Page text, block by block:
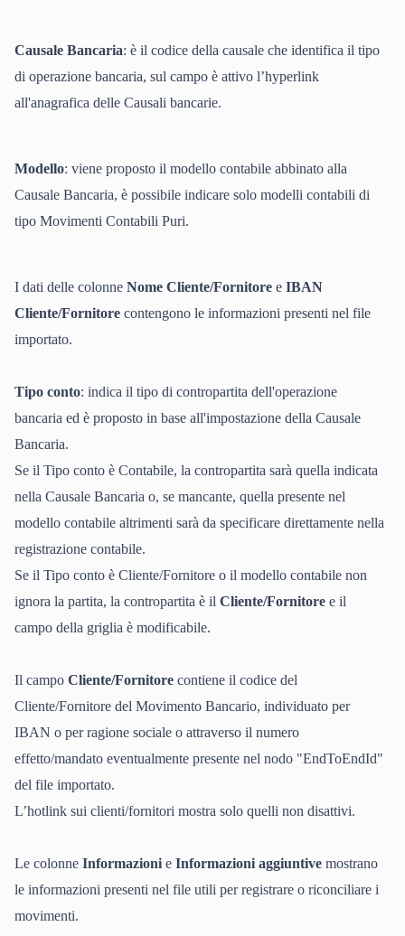
Causale Bancaria: è il codice della causale che identifica il tipo
di operazione bancaria, sul campo è attivo l’hyperlink
all'anagrafica delle Causali bancarie.
Modello: viene proposto il modello contabile abbinato alla
Causale Bancaria, è possibile indicare solo modelli contabili di
tipo Movimenti Contabili Puri.
I dati delle colonne Nome Cliente/Fornitore e IBAN
Cliente/Fornitore contengono le informazioni presenti nel file
importato.
Tipo conto: indica il tipo di contropartita dell'operazione
bancaria ed è proposto in base all'impostazione della Causale
Bancaria.
Se il Tipo conto è Contabile, la contropartita sarà quella indicata
nella Causale Bancaria o, se mancante, quella presente nel
modello contabile altrimenti sarà da specificare direttamente nella
registrazione contabile.
Se il Tipo conto è Cliente/Fornitore o il modello contabile non
ignora la partita, la contropartita è il Cliente/Fornitore e il
campo della griglia è modificabile.
Il campo Cliente/Fornitore contiene il codice del
Cliente/Fornitore del Movimento Bancario, individuato per
IBAN o per ragione sociale o attraverso il numero
effetto/mandato eventualmente presente nel nodo "EndToEndId"
del file importato.
L’hotlink sui clienti/fornitori mostra solo quelli non disattivi.
Le colonne Informazioni e Informazioni aggiuntive mostrano
le informazioni presenti nel file utili per registrare o riconciliare i
movimenti.